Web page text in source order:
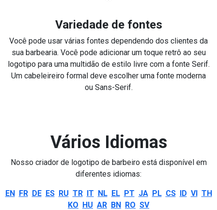
Variedade de fontes
Você pode usar várias fontes dependendo dos clientes da
sua barbearia. Você pode adicionar um toque retrô ao seu
logotipo para uma multidão de estilo livre com a fonte Serif.
Um cabeleireiro formal deve escolher uma fonte moderna
ou Sans-Serif.
Vários Idiomas
Nosso criador de logotipo de barbeiro está disponível em
diferentes idiomas:
EN FR DE ES RU TR IT NL EL PT JA PL CS ID VI TH
KO HU AR BN RO SV